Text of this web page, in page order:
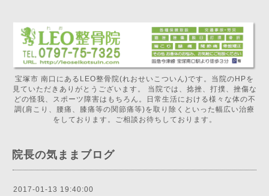
宝塚市 南口にあるLEO整骨院(れおせいこついん)です。当院のHPを
見ていただきありがとうございます。 当院では、捻挫、打撲、挫傷な
どの怪我、スポーツ障害はもちろん。日常生活における様々な体の不
調(肩こり、腰痛、膝痛等の関節痛等)を取り除くといった幅広い治療
をしております。ご相談お待ちしております。
院長の気ままブログ
2017-01-13 19:40:00